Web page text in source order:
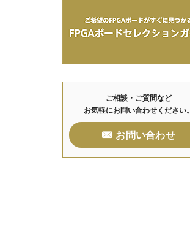
ご相談・ご質問など
お気軽にお問い合わせください。
お問い合わせ